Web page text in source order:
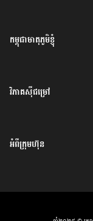
កម្ពុជាមាតុភូមិខ្ញុំ
វិភាគសុីជម្រៅ
អំពីក្រុមហ៊ុន